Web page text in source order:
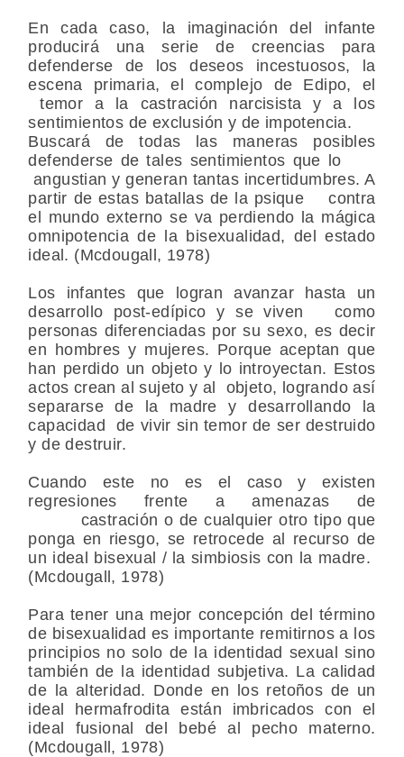
En cada caso, la imaginación del infante
producirá una serie de creencias para
defenderse de los deseos incestuosos, la
escena primaria, el complejo de Edipo, el
temor a la castración narcisista y a los
sentimientos de exclusión y de impotencia.
Buscará de todas las maneras posibles
defenderse de tales sentimientos que lo
angustian y generan tantas incertidumbres. A
partir de estas batallas de la psique contra
el mundo externo se va perdiendo la mágica
omnipotencia de la bisexualidad, del estado
ideal. (Mcdougall, 1978)
Los infantes que logran avanzar hasta un
desarrollo post-edípico y se viven como
personas diferenciadas por su sexo, es decir
en hombres y mujeres. Porque aceptan que
han perdido un objeto y lo introyectan. Estos
actos crean al sujeto y al objeto, logrando así
separarse de la madre y desarrollando la
capacidad de vivir sin temor de ser destruido
y de destruir.
Cuando este no es el caso y existen
regresiones frente a amenazas de
castración o de cualquier otro tipo que
ponga en riesgo, se retrocede al recurso de
un ideal bisexual / la simbiosis con la madre.
(Mcdougall, 1978)
Para tener una mejor concepción del término
de bisexualidad es importante remitirnos a los
principios no solo de la identidad sexual sino
también de la identidad subjetiva. La calidad
de la alteridad. Donde en los retoños de un
ideal hermafrodita están imbricados con el
ideal fusional del bebé al pecho materno.
(Mcdougall, 1978)